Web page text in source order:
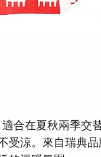
合在夏秋兩季交
受涼。來自瑞典